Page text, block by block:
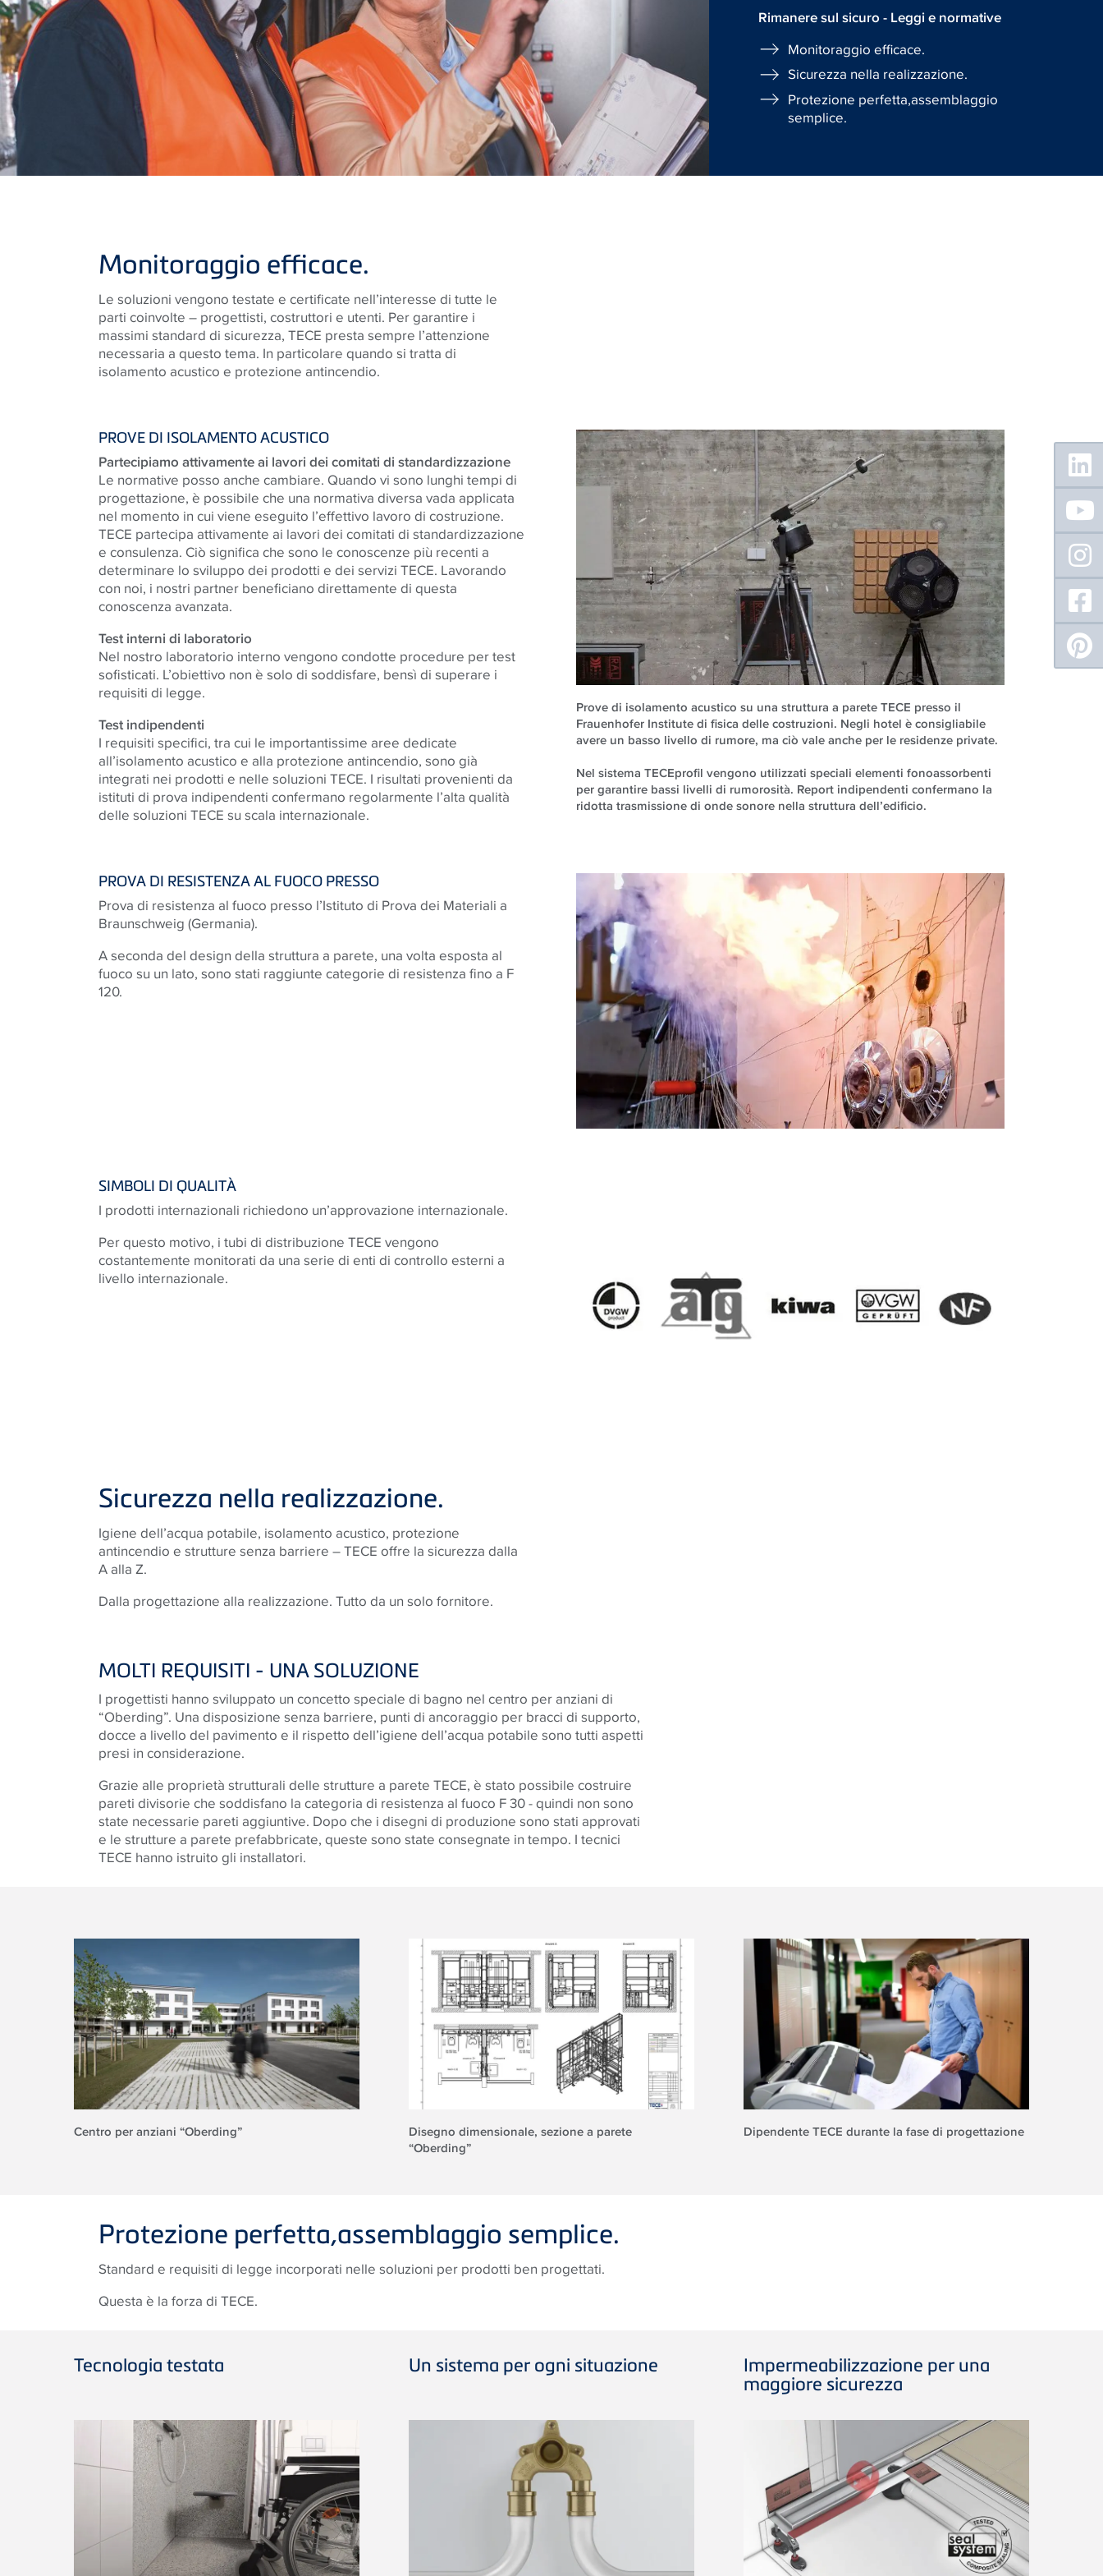
Rimanere sul sicuro - Leggi e normative
Monitoraggio efficace.
Sicurezza nella realizzazione.
Protezione perfetta,assemblaggio
semplice.
Monitoraggio efficace.
Le soluzioni vengono testate e certificate nell’interesse di tutte le
parti coinvolte – progettisti, costruttori e utenti. Per garantire i
massimi standard di sicurezza, TECE presta sempre l’attenzione
necessaria a questo tema. In particolare quando si tratta di
isolamento acustico e protezione antincendio.
PROVE DI ISOLAMENTO ACUSTICO
Partecipiamo attivamente ai lavori dei comitati di standardizzazione
Le normative posso anche cambiare. Quando vi sono lunghi tempi di
progettazione, è possibile che una normativa diversa vada applicata
nel momento in cui viene eseguito l’effettivo lavoro di costruzione.
TECE partecipa attivamente ai lavori dei comitati di standardizzazione
e consulenza. Ciò significa che sono le conoscenze più recenti a
determinare lo sviluppo dei prodotti e dei servizi TECE. Lavorando
con noi, i nostri partner beneficiano direttamente di questa
conoscenza avanzata.
Test interni di laboratorio
Nel nostro laboratorio interno vengono condotte procedure per test
sofisticati. L’obiettivo non è solo di soddisfare, bensì di superare i
requisiti di legge.
Test indipendenti
I requisiti specifici, tra cui le importantissime aree dedicate
all’isolamento acustico e alla protezione antincendio, sono già
integrati nei prodotti e nelle soluzioni TECE. I risultati provenienti da
istituti di prova indipendenti confermano regolarmente l’alta qualità
delle soluzioni TECE su scala internazionale.
Prove di isolamento acustico su una struttura a parete TECE presso il
Frauenhofer Institute di fisica delle costruzioni. Negli hotel è consigliabile
avere un basso livello di rumore, ma ciò vale anche per le residenze private.
Nel sistema TECEprofil vengono utilizzati speciali elementi fonoassorbenti
per garantire bassi livelli di rumorosità. Report indipendenti confermano la
ridotta trasmissione di onde sonore nella struttura dell’edificio.
PROVA DI RESISTENZA AL FUOCO PRESSO
Prova di resistenza al fuoco presso l’Istituto di Prova dei Materiali a
Braunschweig (Germania).
A seconda del design della struttura a parete, una volta esposta al
fuoco su un lato, sono stati raggiunte categorie di resistenza fino a F
120.
SIMBOLI DI QUALITÀ
I prodotti internazionali richiedono un’approvazione internazionale.
Per questo motivo, i tubi di distribuzione TECE vengono
costantemente monitorati da una serie di enti di controllo esterni a
livello internazionale.
Sicurezza nella realizzazione.
Igiene dell’acqua potabile, isolamento acustico, protezione
antincendio e strutture senza barriere – TECE offre la sicurezza dalla
A alla Z.
Dalla progettazione alla realizzazione. Tutto da un solo fornitore.
MOLTI REQUISITI - UNA SOLUZIONE
I progettisti hanno sviluppato un concetto speciale di bagno nel centro per anziani di
“Oberding”. Una disposizione senza barriere, punti di ancoraggio per bracci di supporto,
docce a livello del pavimento e il rispetto dell’igiene dell’acqua potabile sono tutti aspetti
presi in considerazione.
Grazie alle proprietà strutturali delle strutture a parete TECE, è stato possibile costruire
pareti divisorie che soddisfano la categoria di resistenza al fuoco F 30 - quindi non sono
state necessarie pareti aggiuntive. Dopo che i disegni di produzione sono stati approvati
e le strutture a parete prefabbricate, queste sono state consegnate in tempo. I tecnici
TECE hanno istruito gli installatori.
Centro per anziani “Oberding”
Disegno dimensionale, sezione a parete
“Oberding”
Dipendente TECE durante la fase di progettazione
Protezione perfetta,assemblaggio semplice.
Standard e requisiti di legge incorporati nelle soluzioni per prodotti ben progettati.
Questa è la forza di TECE.
Tecnologia testata Un sistema per ogni situazione Impermeabilizzazione per una
maggiore sicurezza
Floating
Sidebar